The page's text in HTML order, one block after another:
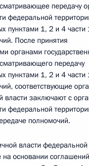
передачу
федеральной
пунктами 1, 2 и 4 части
После принятия
органами
передачу
пунктами 1, 2 и 4 части
соответствующие
власти заключают с
федеральной
полномочий.
власти федеральной
на основании